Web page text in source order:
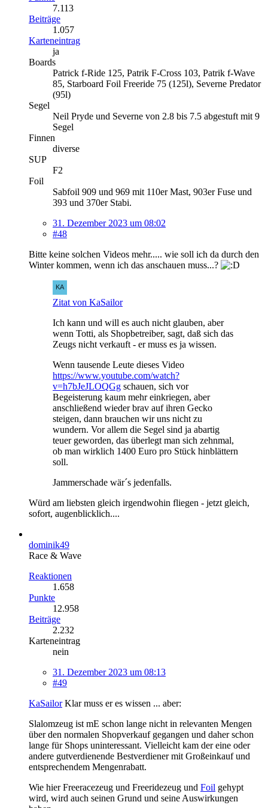
7.113
Beiträge
1.057
Karteneintrag
ja
Boards
Patrick f-Ride 125, Patrik F-Cross 103, Patrik f-Wave
85, Starboard Foil Freeride 75 (125l), Severne Predator
(95l)
Segel
Neil Pryde und Severne von 2.8 bis 7.5 abgestuft mit 9
Segel
Finnen
diverse
SUP
F2
Foil
Sabfoil 909 und 969 mit 110er Mast, 903er Fuse und
393 und 370er Stabi.
31. Dezember 2023 um 08:02
#48
Bitte keine solchen Videos mehr..... wie soll ich da durch den
Winter kommen, wenn ich das anschauen muss...?
Zitat von KaSailor
Ich kann und will es auch nicht glauben, aber
wenn Totti, als Shopbetreiber, sagt, daß sich das
Zeugs nicht verkauft - er muss es ja wissen.
Wenn tausende Leute dieses Video
https://www.youtube.com/watch?
v=h7bJeJLOQGg schauen, sich vor
Begeisterung kaum mehr einkriegen, aber
anschließend wieder brav auf ihren Gecko
steigen, dann brauchen wir uns nicht zu
wundern. Vor allem die Segel sind ja abartig
teuer geworden, das überlegt man sich zehnmal,
ob man wirklich 1400 Euro pro Stück hinblättern
soll.
Jammerschade wär´s jedenfalls.
Würd am liebsten gleich irgendwohin fliegen - jetzt gleich,
sofort, augenblicklich....
dominik49
Race & Wave
Reaktionen
1.658
Punkte
12.958
Beiträge
2.232
Karteneintrag
nein
31. Dezember 2023 um 08:13
#49
KaSailorKlar muss er es wissen ... aber:
Slalomzeug ist mE schon lange nicht in relevanten Mengen
über den normalen Shopverkauf gegangen und daher schon
lange für Shops uninteressant. Vielleicht kam der eine oder
andere gutverdienende Bestverdiener mit Großeinkauf und
entsprechendem Mengenrabatt.
Wie hier Freeracezeug und Freeridezeug und Foil gehypt
wird, wird auch seinen Grund und seine Auswirkungen